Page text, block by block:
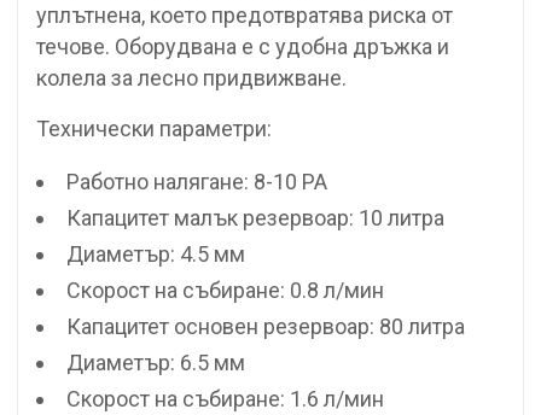
уплътнена, което предотвратява риска от
течове. Оборудвана е с удобна дръжка и
колела за лесно придвижване.
Технически параметри:
Работно налягане: 8-10 PA
Капацитет малък резервоар: 10 литра
Диаметър: 4.5 мм
Скорост на събиране: 0.8 л/мин
Капацитет основен резервоар: 80 литра
Диаметър: 6.5 мм
Скорост на събиране: 1.6 л/мин